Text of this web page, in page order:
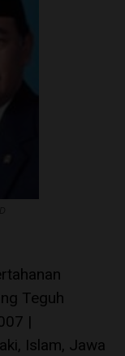
Teguh
|
Islam, Jawa